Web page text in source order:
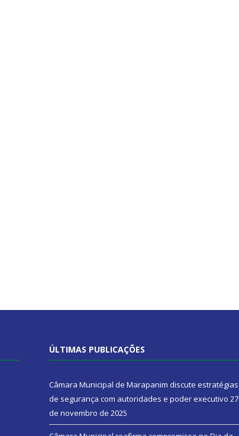
ÚLTIMAS PUBLICAÇÕES
Câmara Municipal de Marapanim discute estratégias
de segurança com autoridades e poder executivo 27
de novembro de 2025